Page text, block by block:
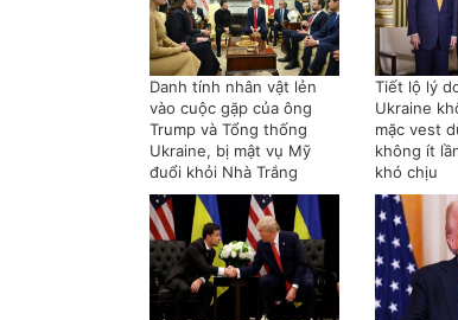
Danh tính nhân vật lẻn
vào cuộc gặp của ông
Trump và Tổng thống
Ukraine, bị mật vụ Mỹ
đuổi khỏi Nhà Trắng
Tiết lộ lý
Ukraine
mặc vest
không ít
khó chịu